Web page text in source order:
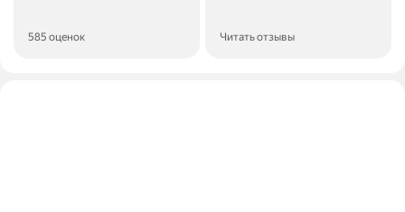
585 оценок Читать отзывы